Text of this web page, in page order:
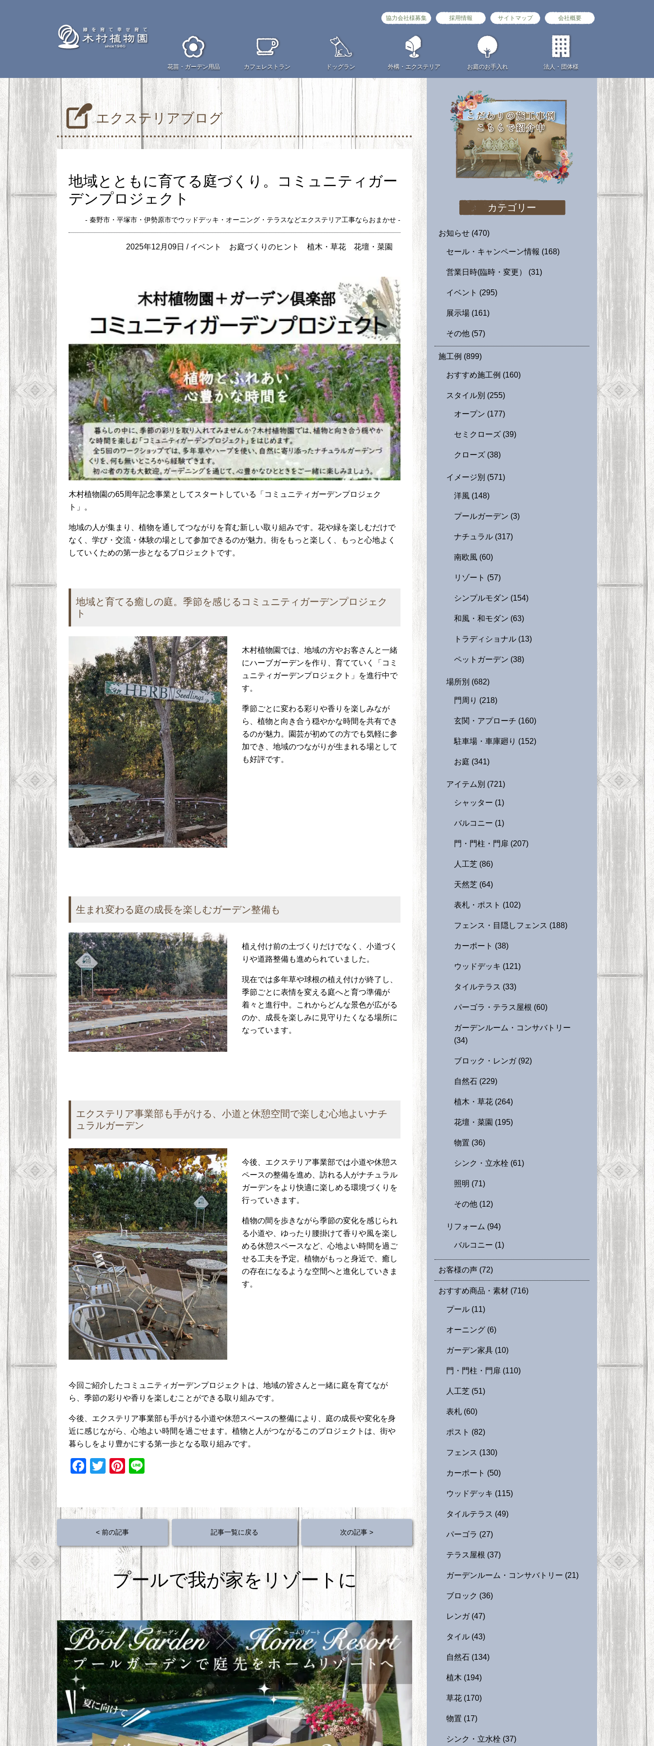
花苗・ ガーデン用品 カフェ レストラン ドッグラン 外構・ エクステリア お庭のお手入れ 法人・団体様
協力会社様募集 採用情報 サイトマップ 会社概要
エクステリアブログ
地域とともに育てる庭づくり。コミュニティガー
デンプロジェクト
- 秦野市・平塚市・伊勢原市でウッドデッキ・オーニング・テラスなどエクステリア工事ならおまかせ -
2025年12月09日 / イベント お庭づくりのヒント 植木・草花 花壇・菜園
木村植物園の65周年記念事業としてスタートしている「コミュニティガーデンプロジェク
ト」。
地域の人が集まり、植物を通してつながりを育む新しい取り組みです。花や緑を楽しむだけで
なく、学び・交流・体験の場として参加できるのが魅力。街をもっと楽しく、もっと心地よく
していくための第一歩となるプロジェクトです。
地域と育てる癒しの庭。季節を感じるコミュニティガーデンプロジェク
ト
木村植物園では、地域の方やお客さんと一緒
にハーブガーデンを作り、育てていく「コミ
ュニティガーデンプロジェクト」を進行中で
す。
季節ごとに変わる彩りや香りを楽しみなが
ら、植物と向き合う穏やかな時間を共有でき
るのが魅力。園芸が初めての方でも気軽に参
加でき、地域のつながりが生まれる場として
も好評です。
生まれ変わる庭の成長を楽しむガーデン整備も
植え付け前の土づくりだけでなく、小道づく
りや道路整備も進められていました。
現在では多年草や球根の植え付けが終了し、
季節ごとに表情を変える庭へと育つ準備が
着々と進行中。これからどんな景色が広がる
のか、成長を楽しみに見守りたくなる場所に
なっています。
エクステリア事業部も手がける、小道と休憩空間で楽しむ心地よいナチ
ュラルガーデン
今後、エクステリア事業部では小道や休憩ス
ペースの整備を進め、訪れる人がナチュラル
ガーデンをより快適に楽しめる環境づくりを
行っていきます。
植物の間を歩きながら季節の変化を感じられ
る小道や、ゆったり腰掛けて香りや風を楽し
める休憩スペースなど、心地よい時間を過ご
せる工夫を予定。植物がもっと身近で、癒し
の存在になるような空間へと進化していきま
す。
今回ご紹介したコミュニティガーデンプロジェクトは、地域の皆さんと一緒に庭を育てなが
ら、季節の彩りや香りを楽しむことができる取り組みです。
今後、エクステリア事業部も手がける小道や休憩スペースの整備により、庭の成長や変化を身
近に感じながら、心地よい時間を過ごせます。植物と人がつながるこのプロジェクトは、街や
暮らしをより豊かにする第一歩となる取り組みです。
F
e
o
o
k
T
er
Pi
e
st
< 前の記事 記事一覧に戻る 次の記事 >
プールで我が家をリゾートに
カテゴリー
お知らせ (470)
セール・キャンペーン情報 (168)
営業日時(臨時・変更） (31)
イベント (295)
展示場 (161)
その他 (57)
施工例 (899)
おすすめ施工例 (160)
スタイル別 (255)
オープン (177)
セミクローズ (39)
クローズ (38)
イメージ別 (571)
洋風 (148)
プールガーデン (3)
ナチュラル (317)
南欧風 (60)
リゾート (57)
シンプルモダン (154)
和風・和モダン (63)
トラディショナル (13)
ペットガーデン (38)
場所別 (682)
門周り (218)
玄関・アプローチ (160)
駐車場・車庫廻り (152)
お庭 (341)
アイテム別 (721)
シャッター (1)
バルコニー (1)
門・門柱・門扉 (207)
人工芝 (86)
天然芝 (64)
表札・ポスト (102)
フェンス・目隠しフェンス (188)
カーポート (38)
ウッドデッキ (121)
タイルテラス (33)
パーゴラ・テラス屋根 (60)
ガーデンルーム・コンサバトリー
(34)
ブロック・レンガ (92)
自然石 (229)
植木・草花 (264)
花壇・菜園 (195)
物置 (36)
シンク・立水栓 (61)
照明 (71)
その他 (12)
リフォーム (94)
バルコニー (1)
お客様の声 (72)
おすすめ商品・素材 (716)
プール (11)
オーニング (6)
ガーデン家具 (10)
門・門柱・門扉 (110)
人工芝 (51)
表札 (60)
ポスト (82)
フェンス (130)
カーポート (50)
ウッドデッキ (115)
タイルテラス (49)
パーゴラ (27)
テラス屋根 (37)
ガーデンルーム・コンサバトリー (21)
ブロック (36)
レンガ (47)
タイル (43)
自然石 (134)
植木 (194)
草花 (170)
物置 (17)
シンク・立水栓 (37)